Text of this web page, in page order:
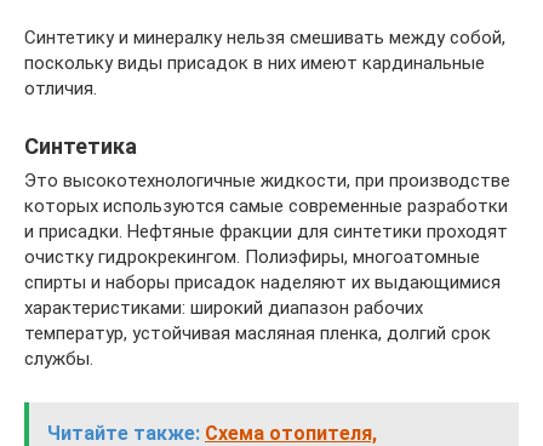
Синтетику и минералку нельзя смешивать между собой,
поскольку виды присадок в них имеют кардинальные
отличия.
Синтетика
Это высокотехнологичные жидкости, при производстве
которых используются самые современные разработки
и присадки. Нефтяные фракции для синтетики проходят
очистку гидрокрекингом. Полиэфиры, многоатомные
спирты и наборы присадок наделяют их выдающимися
характеристиками: широкий диапазон рабочих
температур, устойчивая масляная пленка, долгий срок
службы.
Читайте также: Схема отопителя,